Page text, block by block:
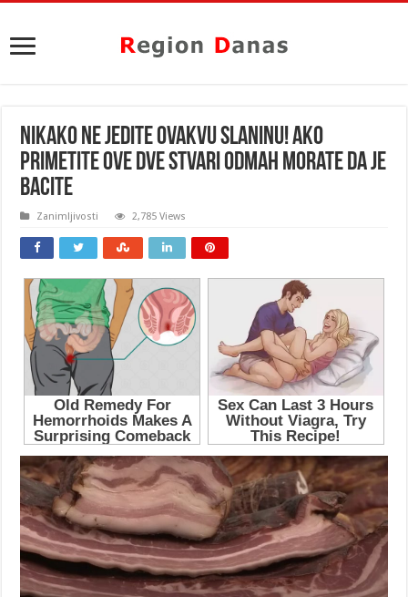
NIKAKO NE JEDITE OVAKVU SLANINU! Ako
primetite OVE DVE STVARI odmah morate da je
BACITE
Zanimljivosti 2,785 Views